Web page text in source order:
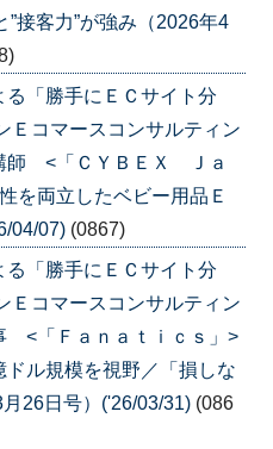
接客力”が強み（2026年4
る「勝手にＥＣサイト分
コマースコンサルティン
師 <「ＣＹＢＥＸ Ｊａ
を両立したベビー用品Ｅ
04/07) (0867)
る「勝手にＥＣサイト分
コマースコンサルティン
<「Ｆａｎａｔｉｃｓ」>
ル規模を視野／「損しな
26日号）('26/03/31) (086